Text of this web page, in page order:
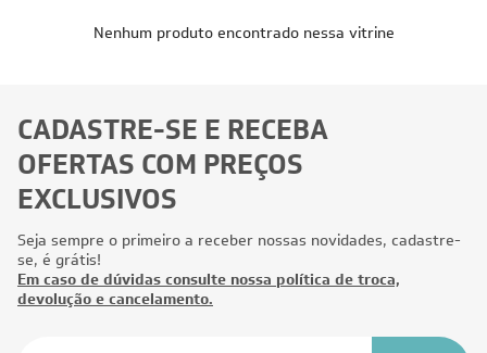
Nenhum produto encontrado nessa vitrine
CADASTRE-SE E RECEBA
OFERTAS COM PREÇOS
EXCLUSIVOS
Seja sempre o primeiro a receber nossas novidades, cadastre-
se, é grátis!
Em caso de dúvidas consulte nossa política de troca,
devolução e cancelamento.